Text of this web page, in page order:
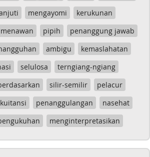
mengayomi
kerukunan
menawan pipih
penanggung jawab
ambigu
kemaslahatan
selulosa
terngiang-ngiang
silir-semilir
pelacur
kuitansi penanggulangan
nasehat
menginterpretasikan